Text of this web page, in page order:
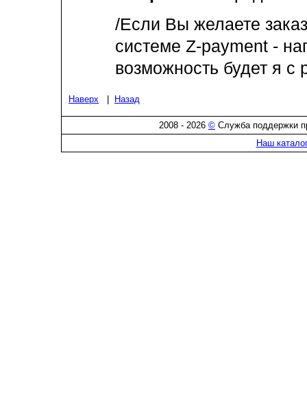
/Если Вы желаете
системе Z-payment -
возможность будет я с
Наверх Назад
2008 - 2026 © Служба поддержки
Наш